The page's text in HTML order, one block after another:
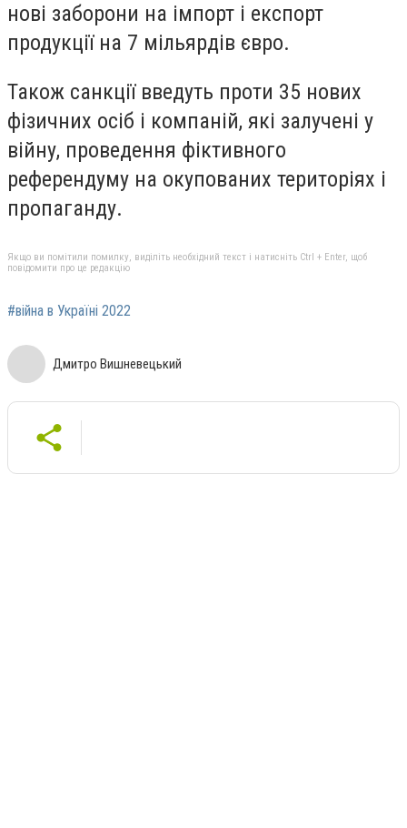
нові заборони на імпорт і експорт
продукції на 7 мільярдів євро.
Також санкції введуть проти 35 нових
фізичних осіб і компаній, які залучені у
війну, проведення фіктивного
референдуму на окупованих територіях і
пропаганду.
Якщо ви помітили помилку, виділіть необхідний текст і натисніть Ctrl + Enter, щоб
повідомити про це редакцію
#війна в Україні 2022
Дмитро Вишневецький